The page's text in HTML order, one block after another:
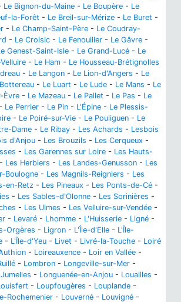
Le Bignon-du-Maine - Le Boupère - Le
la-Forêt - Le Breil-sur-Mérize - Le Buret -
- Le Champ-Saint-Père - Le Coudray-
- Le Croisic - Le Fenouiller - Le Gâvre -
Genest-Saint-Isle - Le Grand-Lucé - Le
- Le Ham - Le Housseau-Brétignolles
- Le Langon - Le Lion-d'Angers - Le
- Le Luart - Le Lude - Le Mans - Le
Èvre - Le Mazeau - Le Pallet - Le Pas - Le
- Le Perrier - Le Pin - L'Épine - Le Plessis-
- Le Poiré-sur-Vie - Le Pouliguen - Le
Dame - Le Ribay - Les Achards - Lesbois
d'Anjou - Les Brouzils - Les Cerqueux -
- Les Garennes sur Loire - Les Hauts-
- Les Herbiers - Les Landes-Genusson - Les
Boulogne - Les Magnils-Reigniers - Les
en-Retz - Les Pineaux - Les Ponts-de-Cé -
- Les Sables-d'Olonne - Les Sorinières -
- Les Ulmes - Les Velluire-sur-Vendée -
- Levaré - Lhomme - L'Huisserie - Ligné -
Orgères - Ligron - L'Île-d'Elle - L'Île-
- L'Île-d'Yeu - Livet - Livré-la-Touche - Loiré
- Loireauxence - Loir en Vallée -
- Lombron - Longeville-sur-Mer -
- Longuenée-en-Anjou - Louailles -
- Loupfougères - Louplande -
Rochemenier - Louverné - Louvigné -